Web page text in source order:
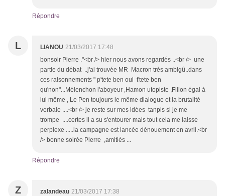
Répondre
L LIANOU 21/03/2017 17:48
bonsoir Pierre ."<br /> hier nous avons regardés ..<br /> une
partie du débat ..j'ai trouvée MR Macron très ambigû..dans
ces raisonnements " p'tete ben oui t'tete ben
qu'non"...Mélenchon l'aboyeur ,Hamon utopiste ,Fillon égal à
lui même , Le Pen toujours le même dialogue et la brutalité
verbale ....<br /> je reste sur mes idées tanpis si je me
trompe ....certes il a su s'entourer mais tout cela me laisse
perplexe .....la campagne est lancée dénouement en avril.<br
/> bonne soirée Pierre ,amitiés ...
Répondre
Z zalandeau 21/03/2017 17:38